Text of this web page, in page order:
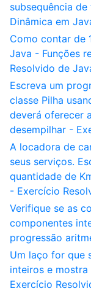
subsequência
Dinâmica em
Como contar de
Java - Funções
Resolvido de
Escreva um
classe Pilha
deverá oferecer
desempilhar -
A locadora de
seus serviços.
quantidade de
- Exercício
Verifique se as
componentes
progressão
Um laço for que
inteiros e
Exercício